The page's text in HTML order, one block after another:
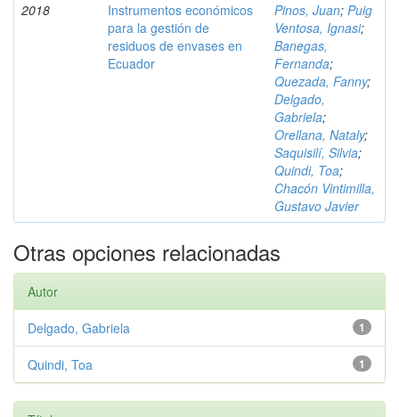
2018
Instrumentos económicos
para la gestión de
residuos de envases en
Ecuador
Pinos, Juan; Puig
Ventosa, Ignasi;
Banegas,
Fernanda;
Quezada, Fanny;
Delgado,
Gabriela;
Orellana, Nataly;
Saquisilí, Silvia;
Quindi, Toa;
Chacón Vintimilla,
Gustavo Javier
Otras opciones relacionadas
Autor
1
Delgado, Gabriela
1
Quindi, Toa